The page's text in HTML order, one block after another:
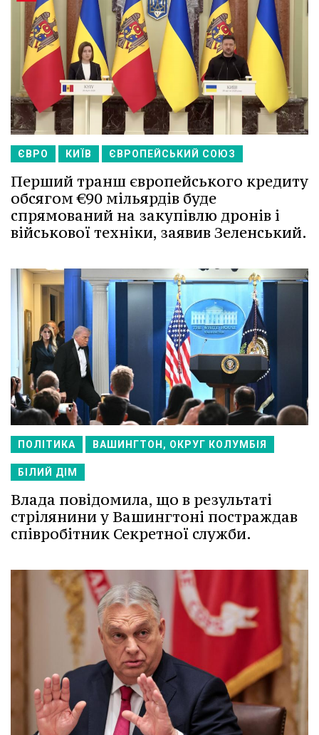
ЄВРО КИЇВ ЄВРОПЕЙСЬКИЙ СОЮЗ
Перший транш європейського кредиту
обсягом €90 мільярдів буде
спрямований на закупівлю дронів і
військової техніки, заявив Зеленський.
ПОЛІТИКА ВАШИНГТОН, ОКРУГ КОЛУМБІЯ
БІЛИЙ ДІМ
Влада повідомила, що в результаті
стрілянини у Вашингтоні постраждав
співробітник Секретної служби.